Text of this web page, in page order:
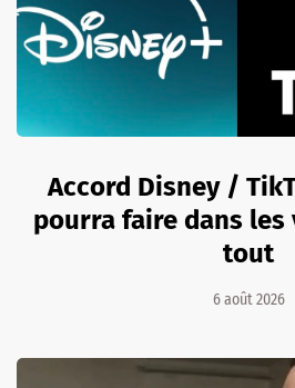
Accord Disney /
pourra faire dans les
tout
6 août 2026